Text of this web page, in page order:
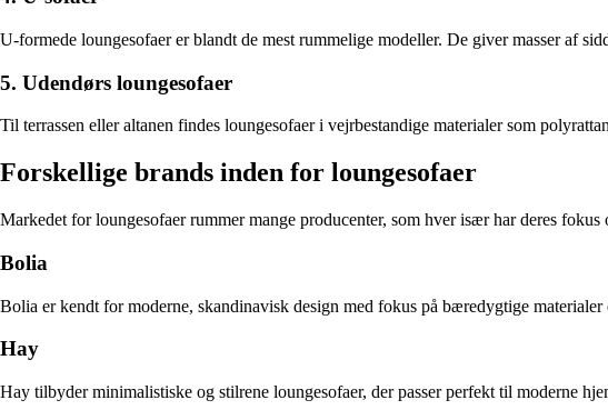
U-formede loungesofaer er blandt de mest rummelige modeller. De giver masser af
5. Udendørs loungesofaer
Til terrassen eller altanen findes loungesofaer i vejrbestandige materialer som
Forskellige brands inden for loungesofaer
Markedet for loungesofaer rummer mange producenter, som hver især har deres
Bolia
Bolia er kendt for moderne, skandinavisk design med fokus på bæredygtige
Hay
Hay tilbyder minimalistiske og stilrene loungesofaer, der passer perfekt til moderne